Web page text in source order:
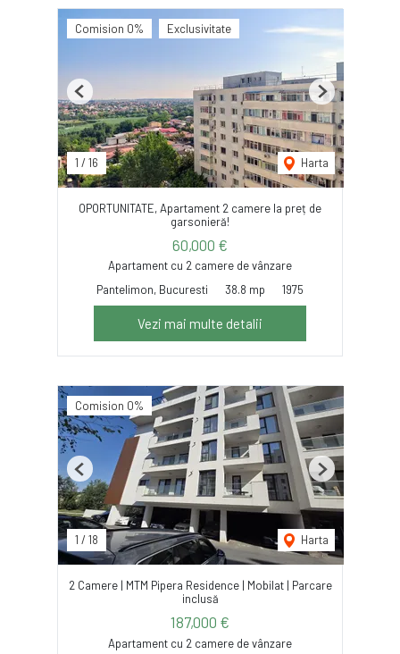
Comision 0% Exclusivitate
1 / 16 Harta
Previous Next
OPORTUNITATE, Apartament 2 camere la preț de
garsonieră!
60,000 €
Apartament cu 2 camere de vânzare
Pantelimon, Bucuresti
38.8 mp 1975
Vezi mai multe detalii
Comision 0%
1 / 18 Harta
Previous Next
2 Camere | MTM Pipera Residence | Mobilat | Parcare
inclusă
187,000 €
Apartament cu 2 camere de vânzare